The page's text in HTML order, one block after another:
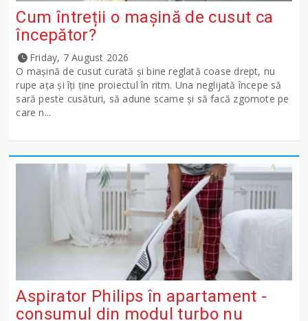
Cum întreții o mașină de cusut ca
începător?
Friday, 7 August 2026
O mașină de cusut curată și bine reglată coase drept, nu
rupe ața și îți ține proiectul în ritm. Una neglijată începe să
sară peste cusături, să adune scame și să facă zgomote pe
care n...
Aspirator Philips în apartament -
consumul din modul turbo nu